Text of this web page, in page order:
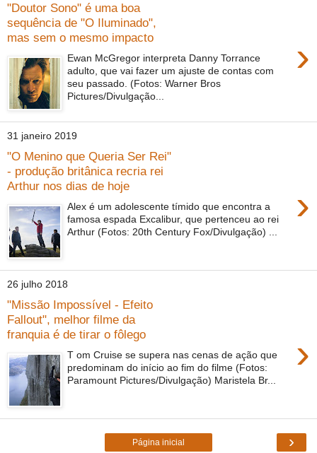
"Doutor Sono" é uma boa
sequência de "O Iluminado",
mas sem o mesmo impacto
›
Ewan McGregor interpreta Danny Torrance
adulto, que vai fazer um ajuste de contas com
seu passado. (Fotos: Warner Bros
Pictures/Divulgação...
31 janeiro 2019
"O Menino que Queria Ser Rei"
- produção britânica recria rei
Arthur nos dias de hoje
›
Alex é um adolescente tímido que encontra a
famosa espada Excalibur, que pertenceu ao rei
Arthur (Fotos: 20th Century Fox/Divulgação) ...
26 julho 2018
"Missão Impossível - Efeito
Fallout", melhor filme da
franquia é de tirar o fôlego
›
T om Cruise se supera nas cenas de ação que
predominam do início ao fim do filme (Fotos:
Paramount Pictures/Divulgação) Maristela Br...
›
Página inicial